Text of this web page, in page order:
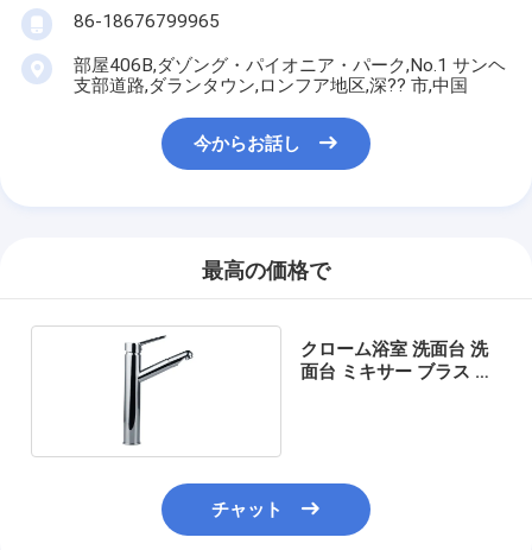
86-18676799965
部屋406B,ダゾング・パイオニア・パーク,No.1 サンヘ
支部道路,ダランタウン,ロンフア地区,深?? 市,中国
今からお話し
最高の価格で
クローム浴室 洗面台 洗
面台 ミキサー ブラス 蛇
チャット